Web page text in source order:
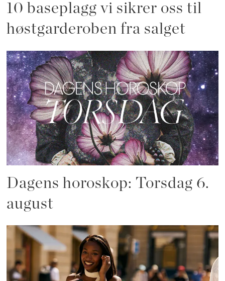
10 baseplagg vi sikrer oss til
høstgarderoben fra salget
Dagens horoskop: Torsdag 6.
august